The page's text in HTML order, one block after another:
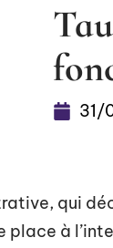
31/
qui
place à